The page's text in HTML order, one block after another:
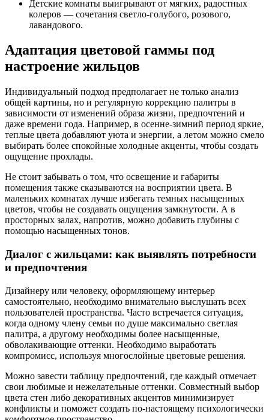
Детские комнаты выигрывают от мягких, радостных
колеров — сочетания светло-голубого, розового,
лавандового.
Адаптация цветовой гаммы под
настроение жильцов
Индивидуальный подход предполагает не только анализ
общей картины, но и регулярную коррекцию палитры в
зависимости от изменений образа жизни, предпочтений и
даже времени года. Например, в осенне-зимний период яркие,
теплые цвета добавляют уюта и энергии, а летом можно смело
выбирать более спокойные холодные акценты, чтобы создать
ощущение прохлады.
Не стоит забывать о том, что освещение и габариты
помещения также сказываются на восприятии цвета. В
маленьких комнатах лучше избегать темных насыщенных
цветов, чтобы не создавать ощущения замкнутости. А в
просторных залах, напротив, можно добавить глубины с
помощью насыщенных тонов.
Диалог с жильцами: как выявлять потребности
и предпочтения
Дизайнеру или человеку, оформляющему интерьер
самостоятельно, необходимо внимательно выслушать всех
пользователей пространства. Часто встречается ситуация,
когда одному члену семьи по душе максимально светлая
палитра, а другому необходимы более насыщенные,
обволакивающие оттенки. Необходимо выработать
компромисс, используя многослойные цветовые решения.
Можно завести таблицу предпочтений, где каждый отмечает
свои любимые и нежелательные оттенки. Совместный выбор
цвета стен либо декоративных акцентов минимизирует
конфликты и поможет создать по-настоящему психологически